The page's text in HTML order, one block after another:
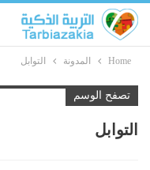
Home المدونة التوابل
تصفح الوسم
التوابل